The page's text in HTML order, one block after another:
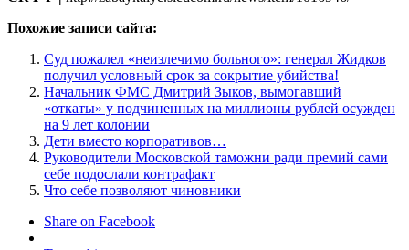
Похожие записи сайта:
Суд пожалел «неизлечимо больного»: генерал Жидков
получил условный срок за сокрытие убийства!
Начальник ФМС Дмитрий Зыков, вымогавший
«откаты» у подчиненных на миллионы рублей осужден
на 9 лет колонии
Дети вместо корпоративов…
Руководители Московской таможни ради премий сами
себе подослали контрафакт
Что себе позволяют чиновники
Share on Facebook